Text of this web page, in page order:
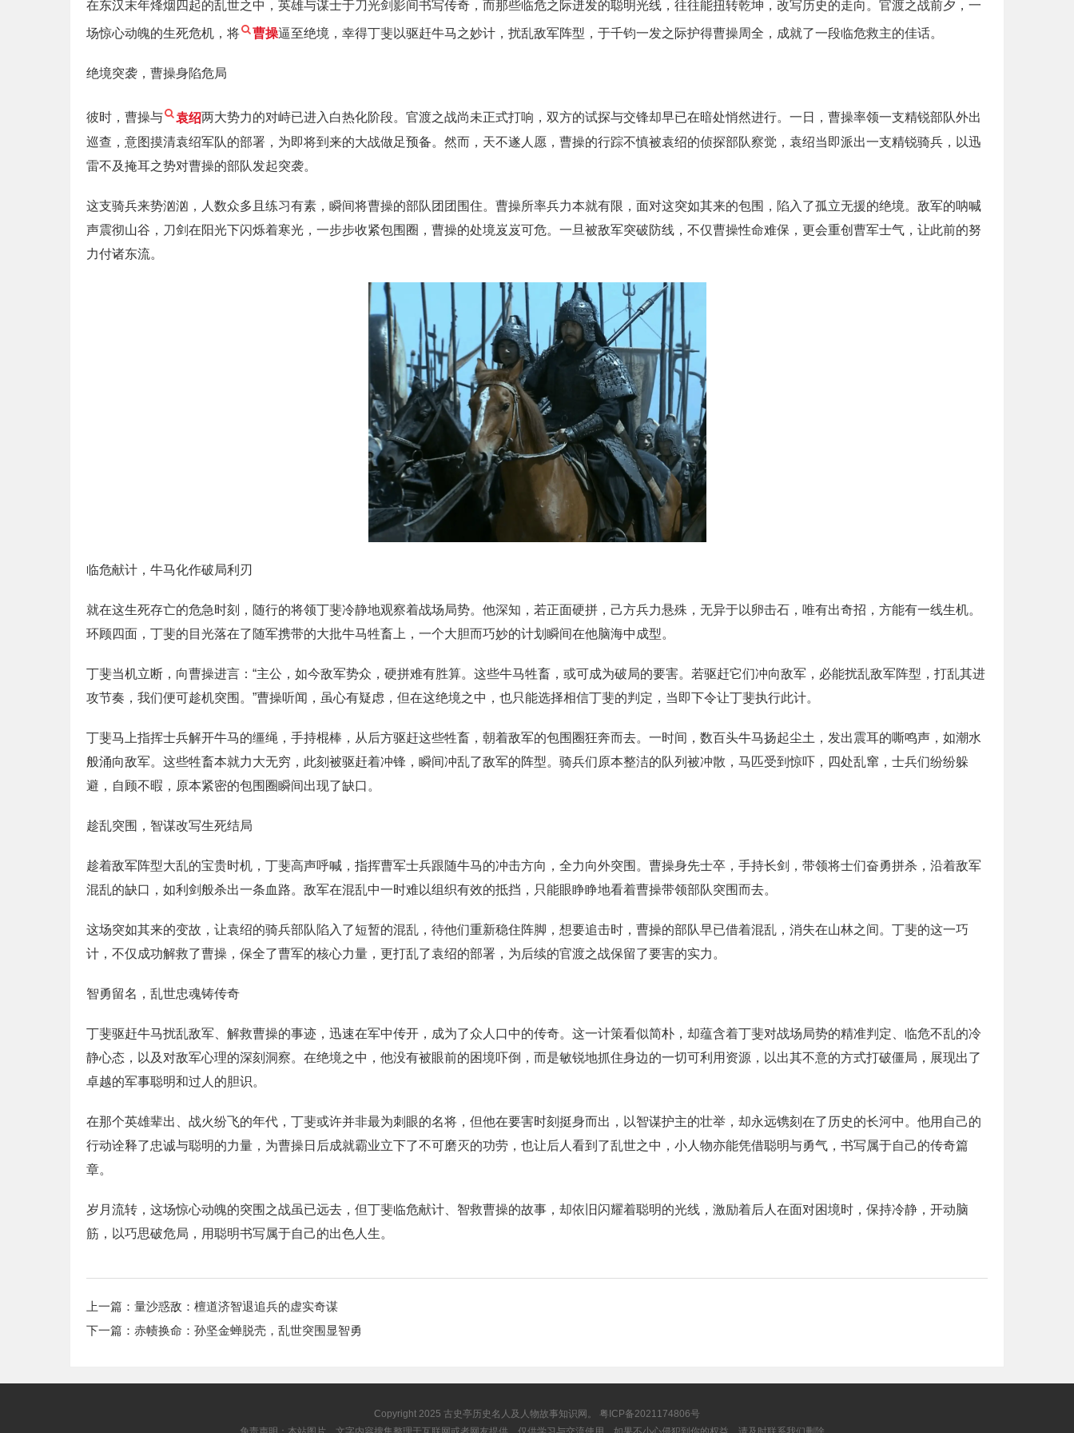
在东汉末年烽烟四起的乱世之中，英雄与谋士于刀光剑影间书写传奇，而那些临危之际迸发的聪明光线，往往能扭转乾坤，改写历史的走向。官渡之战前夕，一
场惊心动魄的生死危机，将 曹操逼至绝境，幸得丁斐以驱赶牛马之妙计，扰乱敌军阵型，于千钧一发之际护得曹操周全，成就了一段临危救主的佳话。
绝境突袭，曹操身陷危局
彼时，曹操与 袁绍两大势力的对峙已进入白热化阶段。官渡之战尚未正式打响，双方的试探与交锋却早已在暗处悄然进行。一日，曹操率领一支精锐部队外出
巡查，意图摸清袁绍军队的部署，为即将到来的大战做足预备。然而，天不遂人愿，曹操的行踪不慎被袁绍的侦探部队察觉，袁绍当即派出一支精锐骑兵，以迅
雷不及掩耳之势对曹操的部队发起突袭。
这支骑兵来势汹汹，人数众多且练习有素，瞬间将曹操的部队团团围住。曹操所率兵力本就有限，面对这突如其来的包围，陷入了孤立无援的绝境。敌军的呐喊
声震彻山谷，刀剑在阳光下闪烁着寒光，一步步收紧包围圈，曹操的处境岌岌可危。一旦被敌军突破防线，不仅曹操性命难保，更会重创曹军士气，让此前的努
力付诸东流。
临危献计，牛马化作破局利刃
就在这生死存亡的危急时刻，随行的将领丁斐冷静地观察着战场局势。他深知，若正面硬拼，己方兵力悬殊，无异于以卵击石，唯有出奇招，方能有一线生机。
环顾四面，丁斐的目光落在了随军携带的大批牛马牲畜上，一个大胆而巧妙的计划瞬间在他脑海中成型。
丁斐当机立断，向曹操进言：“主公，如今敌军势众，硬拼难有胜算。这些牛马牲畜，或可成为破局的要害。若驱赶它们冲向敌军，必能扰乱敌军阵型，打乱其进
攻节奏，我们便可趁机突围。”曹操听闻，虽心有疑虑，但在这绝境之中，也只能选择相信丁斐的判定，当即下令让丁斐执行此计。
丁斐马上指挥士兵解开牛马的缰绳，手持棍棒，从后方驱赶这些牲畜，朝着敌军的包围圈狂奔而去。一时间，数百头牛马扬起尘土，发出震耳的嘶鸣声，如潮水
般涌向敌军。这些牲畜本就力大无穷，此刻被驱赶着冲锋，瞬间冲乱了敌军的阵型。骑兵们原本整洁的队列被冲散，马匹受到惊吓，四处乱窜，士兵们纷纷躲
避，自顾不暇，原本紧密的包围圈瞬间出现了缺口。
趁乱突围，智谋改写生死结局
趁着敌军阵型大乱的宝贵时机，丁斐高声呼喊，指挥曹军士兵跟随牛马的冲击方向，全力向外突围。曹操身先士卒，手持长剑，带领将士们奋勇拼杀，沿着敌军
混乱的缺口，如利剑般杀出一条血路。敌军在混乱中一时难以组织有效的抵挡，只能眼睁睁地看着曹操带领部队突围而去。
这场突如其来的变故，让袁绍的骑兵部队陷入了短暂的混乱，待他们重新稳住阵脚，想要追击时，曹操的部队早已借着混乱，消失在山林之间。丁斐的这一巧
计，不仅成功解救了曹操，保全了曹军的核心力量，更打乱了袁绍的部署，为后续的官渡之战保留了要害的实力。
智勇留名，乱世忠魂铸传奇
丁斐驱赶牛马扰乱敌军、解救曹操的事迹，迅速在军中传开，成为了众人口中的传奇。这一计策看似简朴，却蕴含着丁斐对战场局势的精准判定、临危不乱的冷
静心态，以及对敌军心理的深刻洞察。在绝境之中，他没有被眼前的困境吓倒，而是敏锐地抓住身边的一切可利用资源，以出其不意的方式打破僵局，展现出了
卓越的军事聪明和过人的胆识。
在那个英雄辈出、战火纷飞的年代，丁斐或许并非最为刺眼的名将，但他在要害时刻挺身而出，以智谋护主的壮举，却永远镌刻在了历史的长河中。他用自己的
行动诠释了忠诚与聪明的力量，为曹操日后成就霸业立下了不可磨灭的功劳，也让后人看到了乱世之中，小人物亦能凭借聪明与勇气，书写属于自己的传奇篇
章。
岁月流转，这场惊心动魄的突围之战虽已远去，但丁斐临危献计、智救曹操的故事，却依旧闪耀着聪明的光线，激励着后人在面对困境时，保持冷静，开动脑
筋，以巧思破危局，用聪明书写属于自己的出色人生。
上一篇： 量沙惑敌：檀道济智退追兵的虚实奇谋
下一篇： 赤帻换命：孙坚金蝉脱壳，乱世突围显智勇
Copyright 2025 古史亭 历史名人及人物故事知识网。 粤ICP备2021174806号